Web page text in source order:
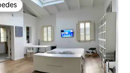
preferido